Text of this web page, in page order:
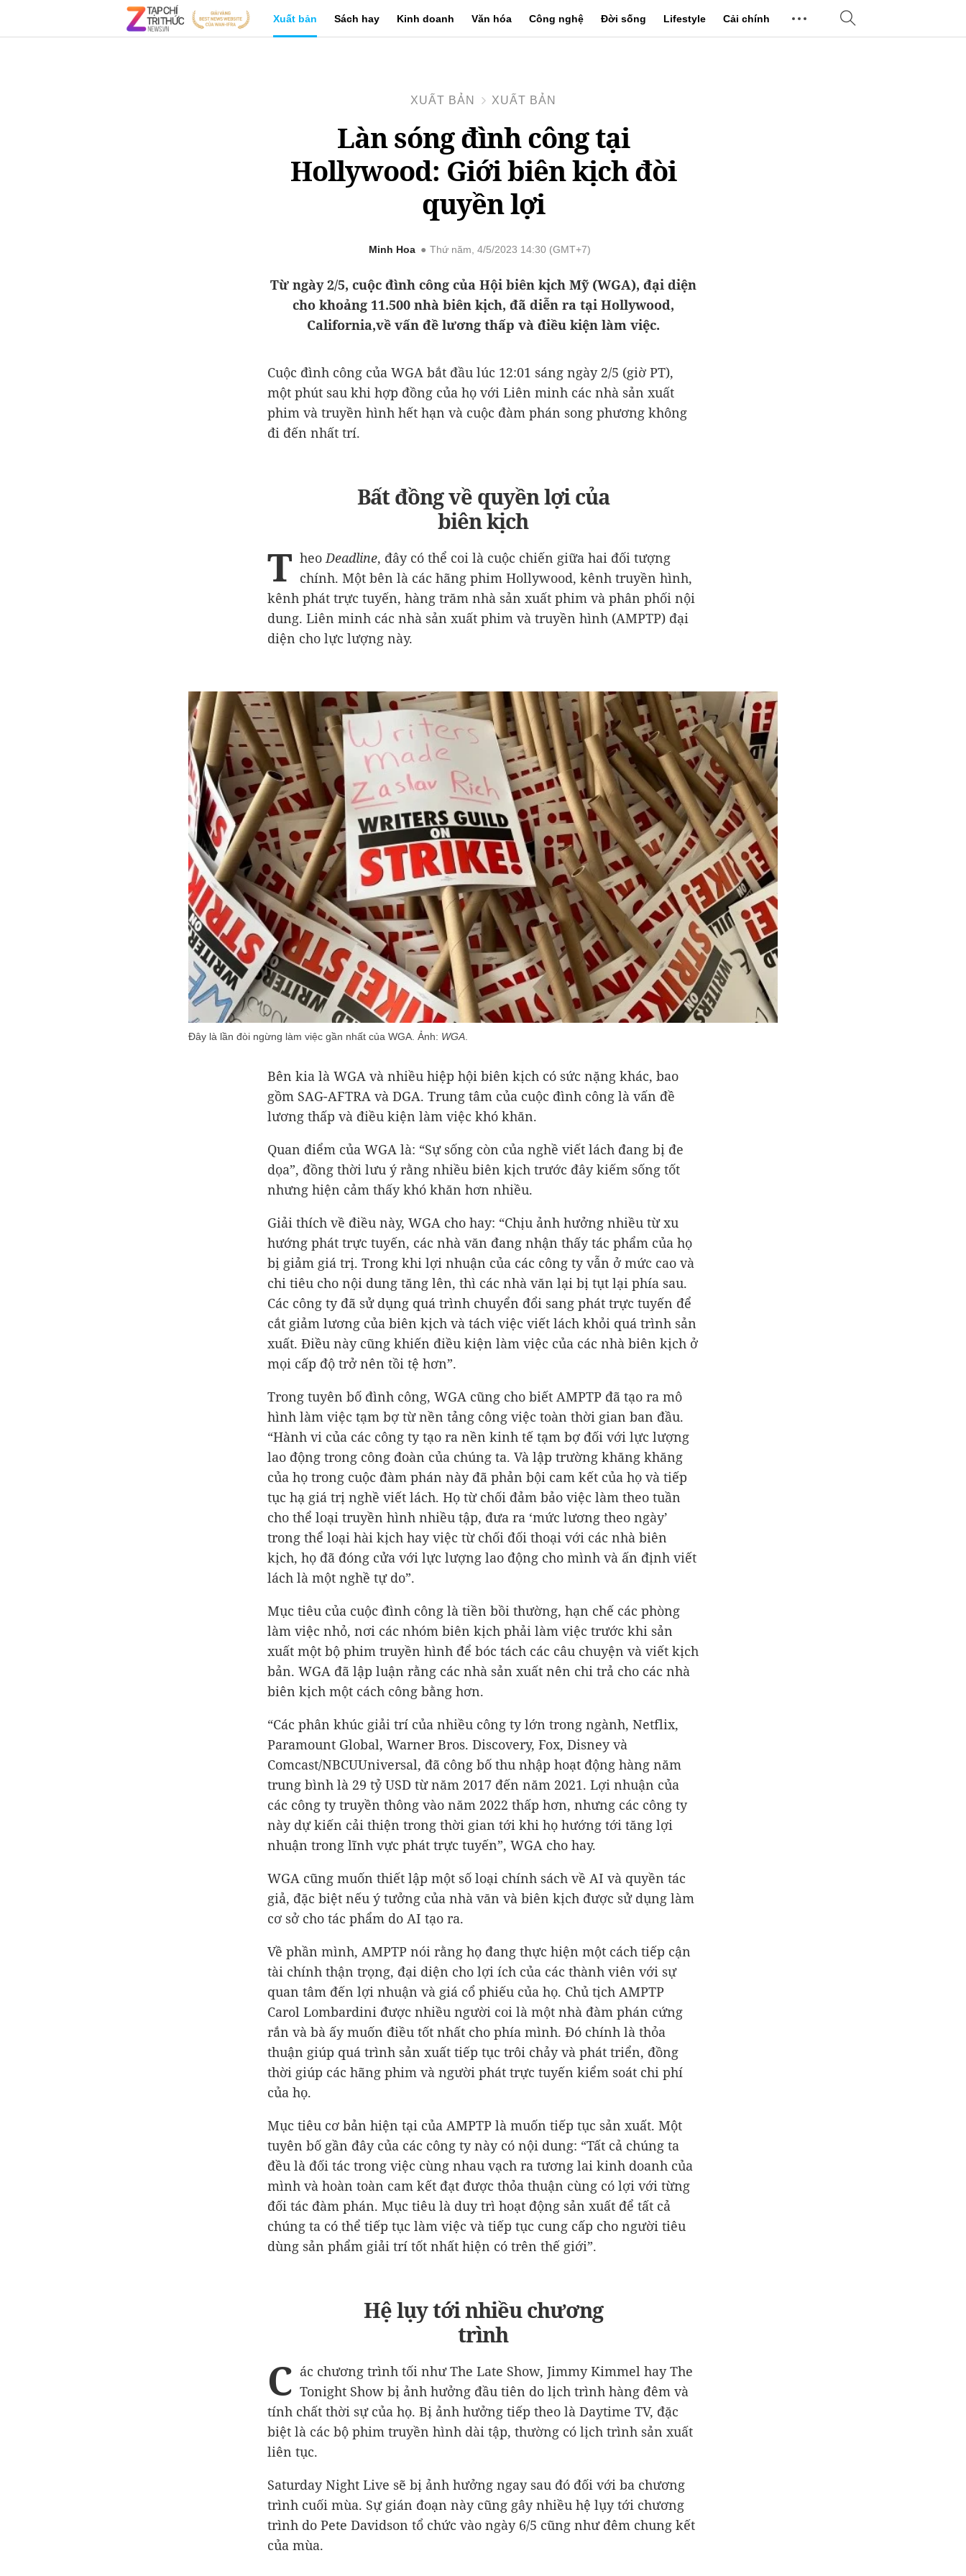
Xuất bản Sách hay Kinh doanh Văn hóa Công nghệ Đời sống Lifestyle Cải chính
XUẤT BẢN XUẤT BẢN
Làn sóng đình công tại
Hollywood: Giới biên kịch đòi
quyền lợi
Minh Hoa Thứ năm, 4/5/2023 14:30 (GMT+7)
Từ ngày 2/5, cuộc đình công của Hội biên kịch Mỹ (WGA), đại diện
cho khoảng 11.500 nhà biên kịch, đã diễn ra tại Hollywood,
California,về vấn đề lương thấp và điều kiện làm việc.
Cuộc đình công của WGA bắt đầu lúc 12:01 sáng ngày 2/5 (giờ PT),
một phút sau khi hợp đồng của họ với Liên minh các nhà sản xuất
phim và truyền hình hết hạn và cuộc đàm phán song phương không
đi đến nhất trí.
Bất đồng về quyền lợi của
biên kịch
T heoDeadline, đây có thể coi là cuộc chiến giữa hai đối tượng
chính. Một bên là các hãng phim Hollywood, kênh truyền hình,
kênh phát trực tuyến, hàng trăm nhà sản xuất phim và phân phối nội
dung. Liên minh các nhà sản xuất phim và truyền hình (AMPTP) đại
diện cho lực lượng này.
Đây là lần đòi ngừng làm việc gần nhất của WGA. Ảnh: WGA
Bên kia là WGA và nhiều hiệp hội biên kịch có sức nặng khác, bao
gồm SAG-AFTRA và DGA. Trung tâm của cuộc đình công là vấn đề
lương thấp và điều kiện làm việc khó khăn.
Quan điểm của WGA là: “Sự sống còn của nghề viết lách đang bị đe
dọa”, đồng thời lưu ý rằng nhiều biên kịch trước đây kiếm sống tốt
nhưng hiện cảm thấy khó khăn hơn nhiều.
Giải thích về điều này, WGA cho hay: “Chịu ảnh hưởng nhiều từ xu
hướng phát trực tuyến, các nhà văn đang nhận thấy tác phẩm của họ
bị giảm giá trị. Trong khi lợi nhuận của các công ty vẫn ở mức cao và
chi tiêu cho nội dung tăng lên, thì các nhà văn lại bị tụt lại phía sau.
Các công ty đã sử dụng quá trình chuyển đổi sang phát trực tuyến để
cắt giảm lương của biên kịch và tách việc viết lách khỏi quá trình sản
xuất. Điều này cũng khiến điều kiện làm việc của các nhà biên kịch ở
mọi cấp độ trở nên tồi tệ hơn”.
Trong tuyên bố đình công, WGA cũng cho biết AMPTP đã tạo ra mô
hình làm việc tạm bợ từ nền tảng công việc toàn thời gian ban đầu.
“Hành vi của các công ty tạo ra nền kinh tế tạm bợ đối với lực lượng
lao động trong công đoàn của chúng ta. Và lập trường khăng khăng
của họ trong cuộc đàm phán này đã phản bội cam kết của họ và tiếp
tục hạ giá trị nghề viết lách. Họ từ chối đảm bảo việc làm theo tuần
cho thể loại truyền hình nhiều tập, đưa ra ‘mức lương theo ngày’
trong thể loại hài kịch hay việc từ chối đối thoại với các nhà biên
kịch, họ đã đóng cửa với lực lượng lao động cho mình và ấn định viết
lách là một nghề tự do”.
Mục tiêu của cuộc đình công là tiền bồi thường, hạn chế các phòng
làm việc nhỏ, nơi các nhóm biên kịch phải làm việc trước khi sản
xuất một bộ phim truyền hình để bóc tách các câu chuyện và viết kịch
bản. WGA đã lập luận rằng các nhà sản xuất nên chi trả cho các nhà
biên kịch một cách công bằng hơn.
“Các phân khúc giải trí của nhiều công ty lớn trong ngành, Netflix,
Paramount Global, Warner Bros. Discovery, Fox, Disney và
Comcast/NBCUUniversal, đã công bố thu nhập hoạt động hàng năm
trung bình là 29 tỷ USD từ năm 2017 đến năm 2021. Lợi nhuận của
các công ty truyền thông vào năm 2022 thấp hơn, nhưng các công ty
này dự kiến cải thiện trong thời gian tới khi họ hướng tới tăng lợi
nhuận trong lĩnh vực phát trực tuyến”, WGA cho hay.
WGA cũng muốn thiết lập một số loại chính sách về AI và quyền tác
giả, đặc biệt nếu ý tưởng của nhà văn và biên kịch được sử dụng làm
cơ sở cho tác phẩm do AI tạo ra.
Về phần mình, AMPTP nói rằng họ đang thực hiện một cách tiếp cận
tài chính thận trọng, đại diện cho lợi ích của các thành viên với sự
quan tâm đến lợi nhuận và giá cổ phiếu của họ. Chủ tịch AMPTP
Carol Lombardini được nhiều người coi là một nhà đàm phán cứng
rắn và bà ấy muốn điều tốt nhất cho phía mình. Đó chính là thỏa
thuận giúp quá trình sản xuất tiếp tục trôi chảy và phát triển, đồng
thời giúp các hãng phim và người phát trực tuyến kiểm soát chi phí
của họ.
Mục tiêu cơ bản hiện tại của AMPTP là muốn tiếp tục sản xuất. Một
tuyên bố gần đây của các công ty này có nội dung: “Tất cả chúng ta
đều là đối tác trong việc cùng nhau vạch ra tương lai kinh doanh của
mình và hoàn toàn cam kết đạt được thỏa thuận cùng có lợi với từng
đối tác đàm phán. Mục tiêu là duy trì hoạt động sản xuất để tất cả
chúng ta có thể tiếp tục làm việc và tiếp tục cung cấp cho người tiêu
dùng sản phẩm giải trí tốt nhất hiện có trên thế giới”.
Hệ lụy tới nhiều chương
trình
C ác chương trình tối như The Late Show, Jimmy Kimmel hay The
Tonight Show bị ảnh hưởng đầu tiên do lịch trình hàng đêm và
tính chất thời sự của họ. Bị ảnh hưởng tiếp theo là Daytime TV, đặc
biệt là các bộ phim truyền hình dài tập, thường có lịch trình sản xuất
liên tục.
Saturday Night Live sẽ bị ảnh hưởng ngay sau đó đối với ba chương
trình cuối mùa. Sự gián đoạn này cũng gây nhiều hệ lụy tới chương
trình do Pete Davidson tổ chức vào ngày 6/5 cũng như đêm chung kết
của mùa.